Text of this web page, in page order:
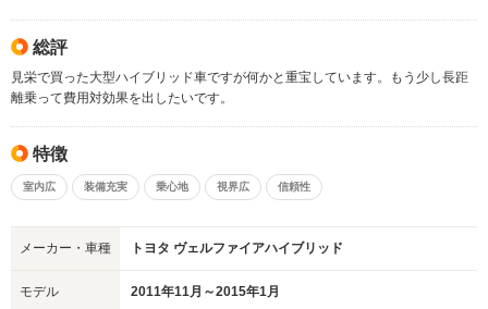
総評
見栄で買った大型ハイブリッド車ですが何かと重宝しています。もう少し長距
離乗って費用対効果を出したいです。
特徴
室内広 装備充実 乗心地 視界広 信頼性
メーカー・車種 トヨタ ヴェルファイアハイブリッド
モデル 2011年11月～2015年1月